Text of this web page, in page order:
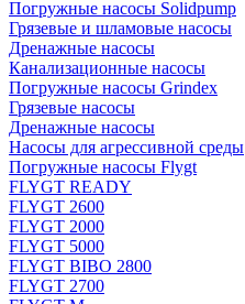
Погружные насосы Solidpump
Грязевые и шламовые насосы
Дренажные насосы
Канализационные насосы
Погружные насосы Grindex
Грязевые насосы
Дренажные насосы
Насосы для агрессивной среды
Погружные насосы Flygt
FLYGT READY
FLYGT 2600
FLYGT 2000
FLYGT 5000
FLYGT BIBO 2800
FLYGT 2700